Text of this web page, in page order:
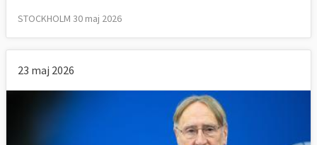
STOCKHOLM 30 maj 2026
23 maj 2026